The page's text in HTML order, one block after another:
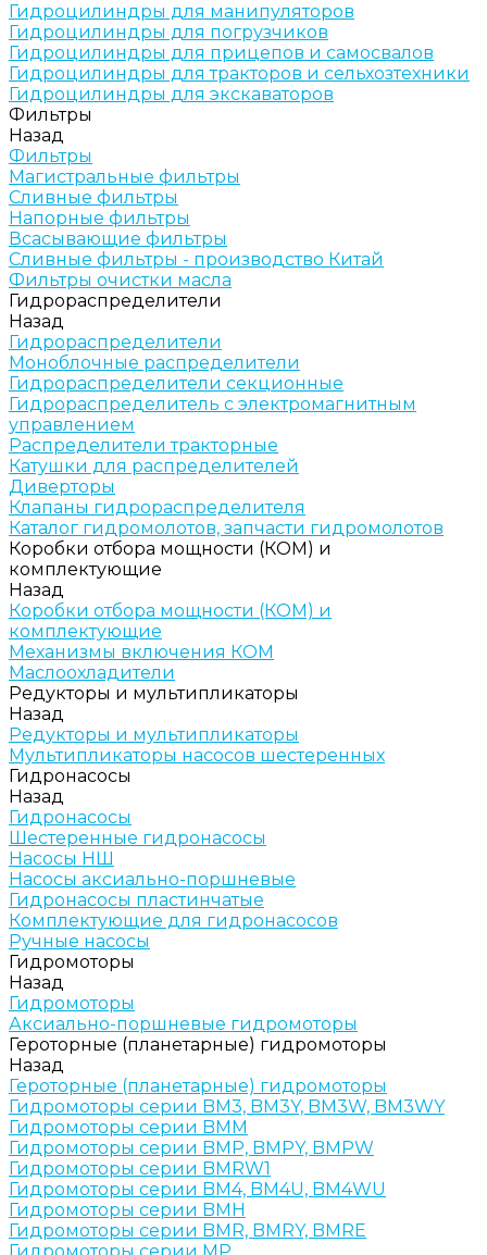
Гидроцилиндры для манипуляторов
Гидроцилиндры для погрузчиков
Гидроцилиндры для прицепов и самосвалов
Гидроцилиндры для тракторов и сельхозтехники
Гидроцилиндры для экскаваторов
Фильтры
Назад
Фильтры
Магистральные фильтры
Сливные фильтры
Напорные фильтры
Всасывающие фильтры
Сливные фильтры - производство Китай
Фильтры очистки масла
Гидрораспределители
Назад
Гидрораспределители
Моноблочные распределители
Гидрораспределители секционные
Гидрораспределитель с электромагнитным
управлением
Распределители тракторные
Катушки для распределителей
Диверторы
Клапаны гидрораспределителя
Каталог гидромолотов, запчасти гидромолотов
Коробки отбора мощности (КОМ) и
комплектующие
Назад
Коробки отбора мощности (КОМ) и
комплектующие
Механизмы включения КОМ
Маслоохладители
Редукторы и мультипликаторы
Назад
Редукторы и мультипликаторы
Мультипликаторы насосов шестеренных
Гидронасосы
Назад
Гидронасосы
Шестеренные гидронасосы
Насосы НШ
Насосы аксиально-поршневые
Гидронасосы пластинчатые
Комплектующие для гидронасосов
Ручные насосы
Гидромоторы
Назад
Гидромоторы
Аксиально-поршневые гидромоторы
Героторные (планетарные) гидромоторы
Назад
Героторные (планетарные) гидромоторы
Гидромоторы серии BM3, BM3Y, BM3W, BM3WY
Гидромоторы серии BMM
Гидромоторы серии BMP, BMPY, BMPW
Гидромоторы серии BMRW1
Гидромоторы серии BМ4, BM4U, BМ4WU
Гидромоторы серии BМH
Гидромоторы серии BМR, BMRY, BМRE